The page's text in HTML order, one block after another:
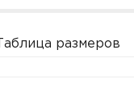
Таблица размеров